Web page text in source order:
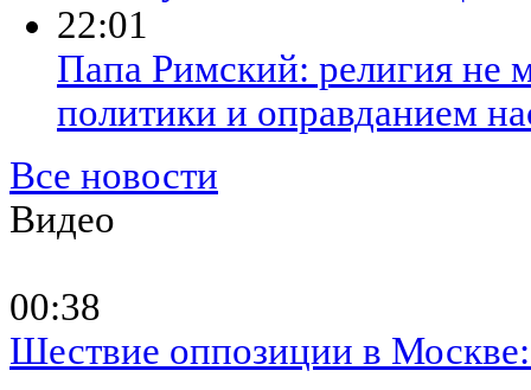
22:01
Папа Римский: религия не
политики и оправданием
Все новости
Видео
00:38
Шествие оппозиции в